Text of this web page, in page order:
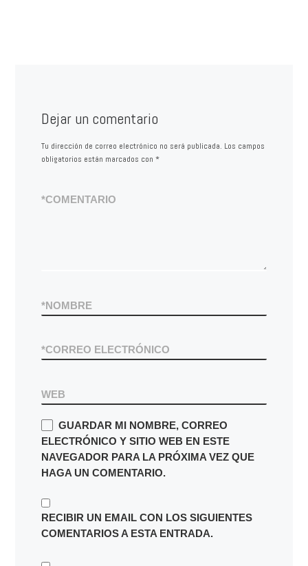
Dejar un comentario
Tu dirección de correo electrónico no será publicada. Los campos
obligatorios están marcados con *
COMENTARIO
*
NOMBRE
*
CORREO ELECTRÓNICO
*
WEB
GUARDAR MI NOMBRE, CORREO
ELECTRÓNICO Y SITIO WEB EN ESTE
NAVEGADOR PARA LA PRÓXIMA VEZ QUE
HAGA UN COMENTARIO.
RECIBIR UN EMAIL CON LOS SIGUIENTES
COMENTARIOS A ESTA ENTRADA.